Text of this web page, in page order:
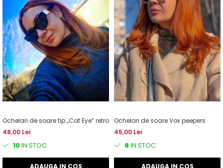
Ochelari de soare tip „Cat Eye” retro
48,00 Lei
10IN STOC
ADAUGA IN COS
Ochelari de soare Vox peepers
45,00 Lei
9 IN STOC
ADAUGA IN COS